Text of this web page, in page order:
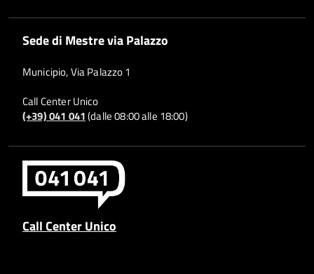
Sede di Mestre via Palazzo
Municipio, Via Palazzo 1
Call Center Unico
(+39) 041 041(dalle 08:00 alle 18:00)
Call Center Unico